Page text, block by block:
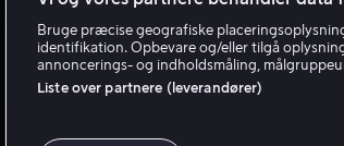
Bruge præcise geografiske
identifikation. Opbevare og/eller tilgå
annoncerings- og indholdsmåling,
Liste over partnere (leverandører)